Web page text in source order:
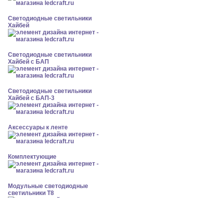
Светодиодные светильники
Хайбей
Светодиодные светильники
Хайбей с БАП
Светодиодные светильники
Хайбей с БАП-3
Аксессуары к ленте
Комплектующие
Модульные светодиодные
светильники Т8